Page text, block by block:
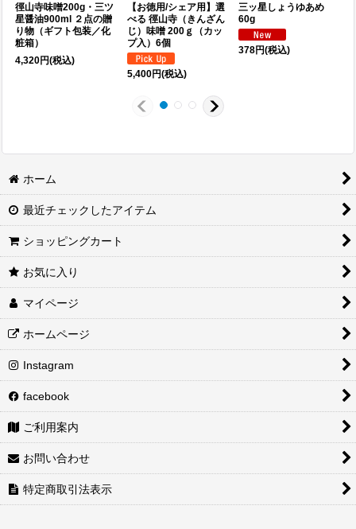
徑山寺味噌200g・三ツ
星醤油900ml ２点の贈
り物（ギフト包装／化
粧箱）
4,320円(税込)
【お徳用/シェア用】選
べる 徑山寺（きんざん
じ）味噌 200ｇ（カッ
プ入）6個
5,400円(税込)
三ッ星しょうゆあめ
60g
378円(税込)
ホーム
最近チェックしたアイテム
ショッピングカート
お気に入り
マイページ
ホームページ
Instagram
facebook
ご利用案内
お問い合わせ
特定商取引法表示